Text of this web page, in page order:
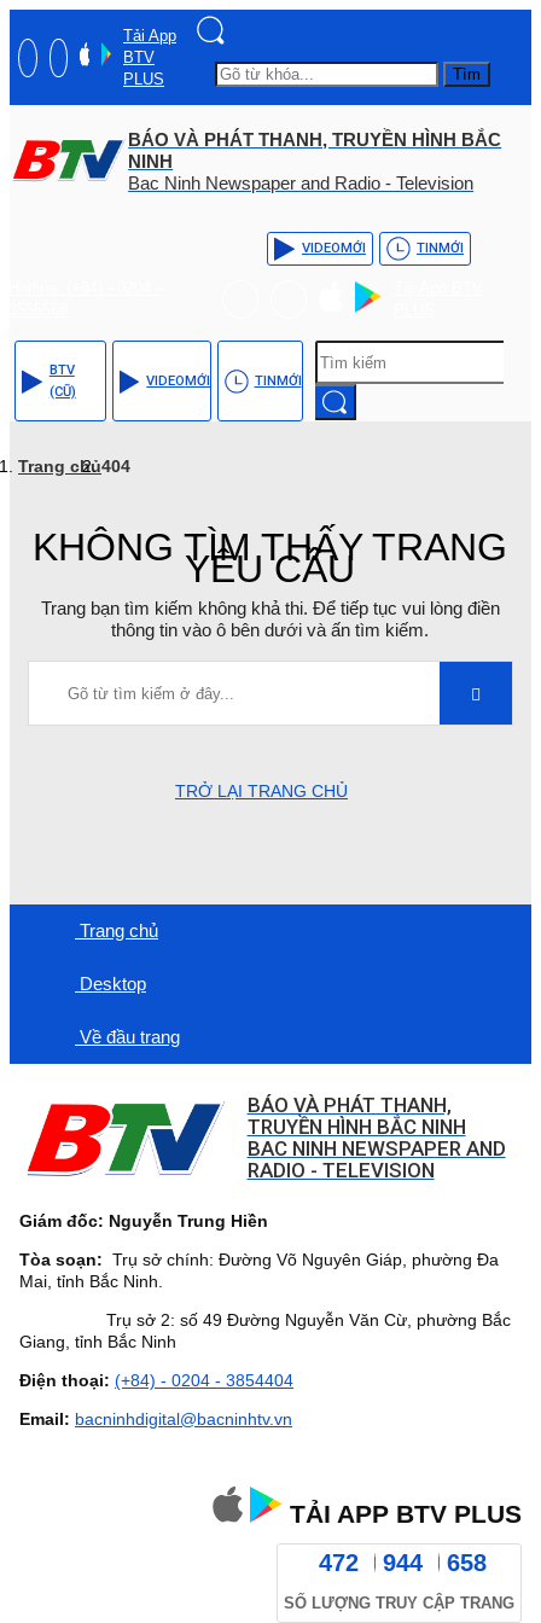
Tải App
BTV
PLUS
Tìm
BÁO VÀ PHÁT THANH, TRUYỀN HÌNH BẮC
NINH
Bac Ninh Newspaper and Radio - Television
VIDEOMỚI TINMỚI
BTV
(CŨ)
VIDEOMỚI TINMỚI
Trang chủ404
KHÔNG TÌM THẤY TRANG
YÊU CẦU
Trang bạn tìm kiếm không khả thi. Để tiếp tục vui lòng điền
thông tin vào ô bên dưới và ấn tìm kiếm.
TRỞ LẠI TRANG CHỦ
Trang chủ
Desktop
Về đầu trang
BÁO VÀ PHÁT THANH,
TRUYỀN HÌNH BẮC NINH
BAC NINH NEWSPAPER AND
RADIO - TELEVISION
Giám đốc: Nguyễn Trung Hiền
Tòa soạn: Trụ sở chính: Đường Võ Nguyên Giáp, phường Đa
Mai, tỉnh Bắc Ninh.
Trụ sở 2: số 49 Đường Nguyễn Văn Cừ, phường Bắc
Giang, tỉnh Bắc Ninh
Điện thoại: (+84) - 0204 - 3854404
Email: bacninhdigital@bacninhtv.vn
TẢI APP BTV PLUS
472 944 658
SỐ LƯỢNG TRUY CẬP TRANG